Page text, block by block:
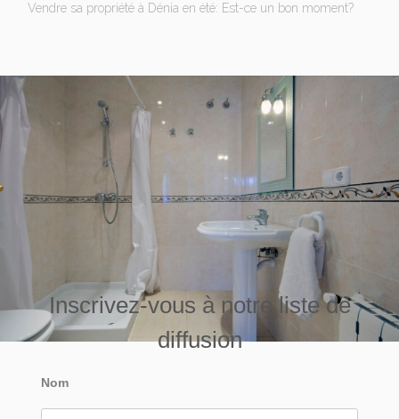
Vendre sa propriété à Dénia en été: Est-ce un bon moment?
Inscrivez-vous à notre liste de
diffusion
Nom